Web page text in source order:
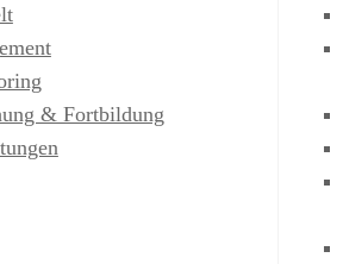
& Fortbildung